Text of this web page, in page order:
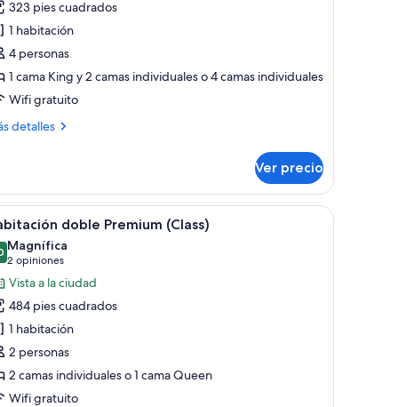
323 pies cuadrados
1 habitación
4 personas
1 cama King y 2 camas individuales o 4 camas individuales
Wifi gratuito
detalles
Ver precio
cama grande, un televisor montado en la pared, un rincón de
Habitación de hotel con cama, dos sillones
8 doble Premium (Class)
de 10
Magnífica
2 opiniones
(2
opiniones)
Vista a la ciudad
484 pies cuadrados
1 habitación
2 personas
2 camas individuales o 1 cama Queen
Wifi gratuito